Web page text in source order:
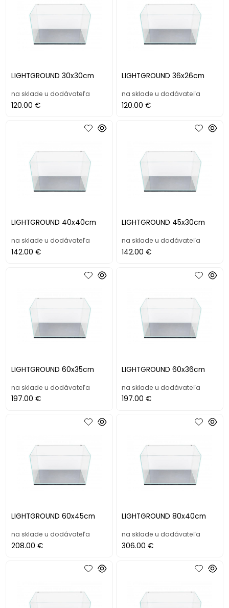
LIGHTGROUND 30x30cm
na sklade u dodávateľa
120.00 €
LIGHTGROUND 36x26cm
na sklade u dodávateľa
120.00 €
LIGHTGROUND 40x40cm
na sklade u dodávateľa
142.00 €
LIGHTGROUND 45x30cm
na sklade u dodávateľa
142.00 €
LIGHTGROUND 60x35cm
na sklade u dodávateľa
197.00 €
LIGHTGROUND 60x36cm
na sklade u dodávateľa
197.00 €
LIGHTGROUND 60x45cm
na sklade u dodávateľa
208.00 €
LIGHTGROUND 80x40cm
na sklade u dodávateľa
306.00 €